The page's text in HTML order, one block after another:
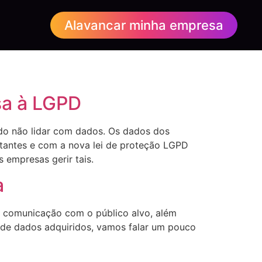
Alavancar minha empresa
à LGPD
não lidar com dados. Os dados dos
e com a nova lei de proteção LGPD
empresas gerir tais.
com o público alvo, além
dados adquiridos, vamos falar um pouco